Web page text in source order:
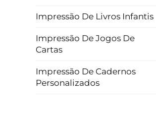
Impressão De Livros Infantis
Impressão De Jogos De
Cartas
Impressão De Cadernos
Personalizados